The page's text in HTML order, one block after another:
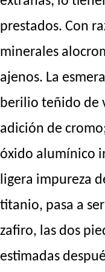
prestados. Con
minerales
ajenos. La
berilio teñido de
adición de
óxido alumínico
ligera impureza
titanio, pasa a
zafiro, las dos
estimadas